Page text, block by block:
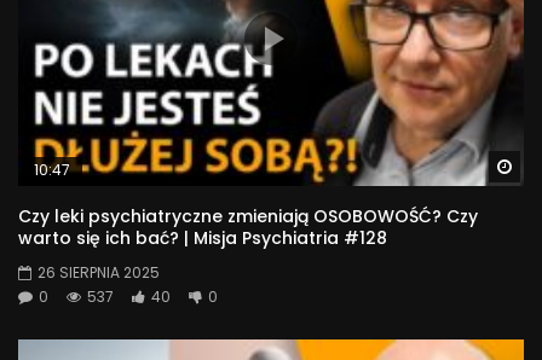
10:47
Czy leki psychiatryczne zmieniają OSOBOWOŚĆ? Czy
warto się ich bać? | Misja Psychiatria #128
26 SIERPNIA 2025
0
537 40 0